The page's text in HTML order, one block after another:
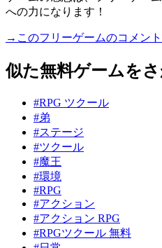
への力になります！
→このフリーゲームのコメン
似た無料ゲームをさ
#RPG ツクール
#弟
#ステージ
#ツクール
#魔王
#環境
#RPG
#アクション
#アクション RPG
#RPGツクール 無料